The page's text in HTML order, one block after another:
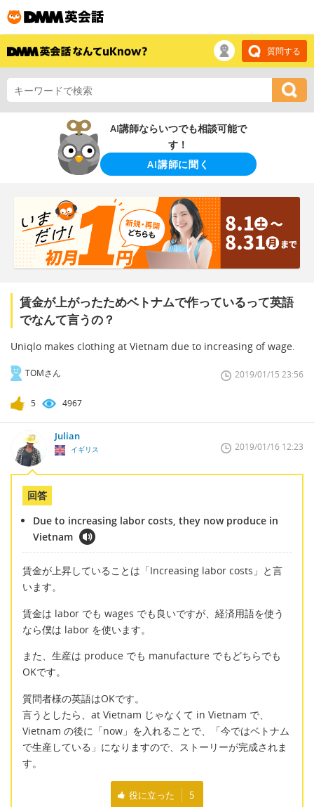
質問する
AI講師ならいつでも相談可能で
す！
AI講師に聞く
賃金が上がったためベトナムで作っているって英語
でなんて言うの？
Uniqlo makes clothing at Vietnam due to increasing of wage.
TOMさん 2019/01/15 23:56
5 4967
Julian
イギリス 2019/01/16 12:23
回答
Due to increasing labor costs, they now produce in
Vietnam
賃金が上昇していることは「Increasing labor costs」と言
います。
賃金は labor でも wages でも良いですが、経済用語を使う
なら僕は labor を使います。
また、生産は produce でも manufacture でもどちらでも
OKです。
質問者様の英語はOKです。
言うとしたら、at Vietnam じゃなくて in Vietnam で、
Vietnam の後に「now」を入れることで、「今ではベトナム
で生産している」になりますので、ストーリーが完成されま
す。
役に立った 5